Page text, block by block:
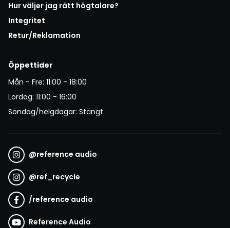
Hur väljer jag rätt högtalare?
Integritet
Retur/Reklamation
Öppettider
Mån - Fre: 11:00 - 18:00
Lördag: 11:00 - 16:00
Söndag/helgdagar: Stängt
@reference audio
@ref_recycle
/reference audio
Reference Audio